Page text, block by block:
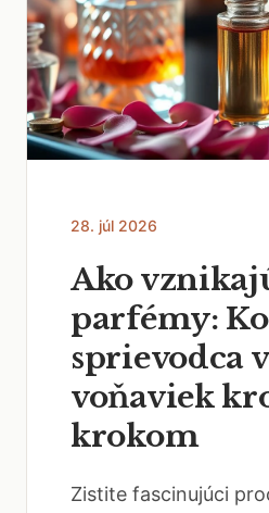
28. júl 2026
Ako
parfémy:
sprievodca
voňaviek
krokom
Zistite fascinujúci